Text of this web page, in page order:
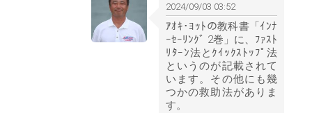
2024/09/03 03:52
ｱｵｷ･ﾖｯﾄの教科書「ｲﾝﾅ
ｰｾｰﾘﾝｸﾞ 2巻」に、ﾌｧｽﾄ
ﾘﾀｰﾝ法とｸｲｯｸｽﾄｯﾌﾟ法
というのが記載されて
います。その他にも幾
つかの救助法がありま
す。